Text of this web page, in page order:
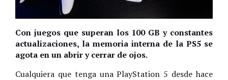
Con juegos que superan los 100 GB y constantes
actualizaciones, la memoria interna de la PS5 se
agota en un abrir y cerrar de ojos.
Cualquiera que tenga una PlayStation 5 desde hace